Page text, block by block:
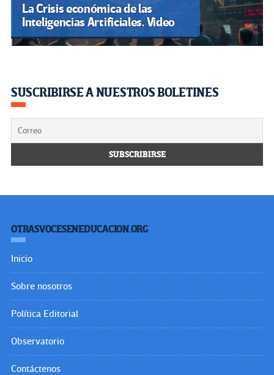
La Crisis económica de las
Inteligencias Artificiales. Video
SUSCRIBIRSE A NUESTROS BOLETINES
OTRASVOCESENEDUCACION.ORG
Inicio
Sobre nosotros
Política Editorial
Observatorio
Contáctenos